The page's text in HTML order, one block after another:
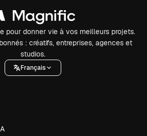
pour donner vie à vos meilleurs projets.
: créatifs, entreprises, agences et
studios.
Français